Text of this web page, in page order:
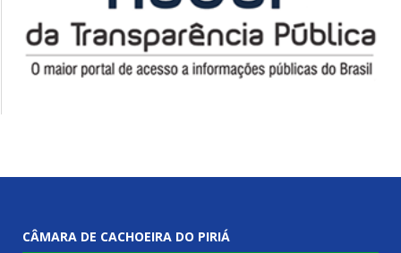
CÂMARA DE CACHOEIRA DO PIRIÁ